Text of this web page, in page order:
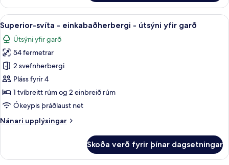
baði
herbergi
með
tvíbreiðu
rúmi
með
baði
Skoða
allar
myndir
fyrir
Superior-
svíta
-
einkabaðherbergi
útsýni
Superior-svíta - einkabaðherbergi -
16
Superior-svíta - einkabaðherbergi - útsýni yfir garð
Útsýni yfir garð
54 fermetrar
2 svefnherbergi
Pláss fyrir 4
1 tvíbreitt rúm og 2 einbreið rúm
Ókeypis þráðlaust net
Nánari upplýsingar
Nánari
svíta
Skoða verð fyrir þínar dagsetningar